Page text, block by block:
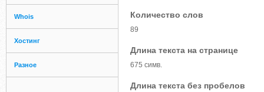
Whois
Хостинг
Разное
Количество слов
89
Длина текста на странице
675 симв.
Длина текста без пробелов